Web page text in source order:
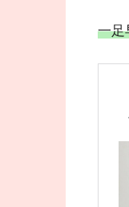
一足